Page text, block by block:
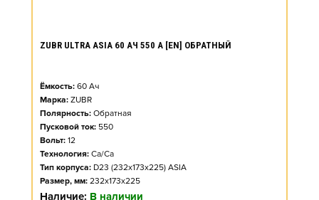
ZUBR ULTRA ASIA 60 АЧ 550 А [EN] ОБРАТНЫЙ
Ёмкость: 60 Ач
Марка: ZUBR
Полярность: Обратная
Пусковой ток: 550
Вольт: 12
Технология: Ca/Ca
Тип корпуса: D23 (232x173x225) ASIA
Размер, мм: 232x173x225
Наличие: В наличии